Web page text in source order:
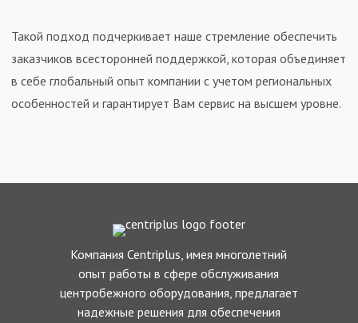
Такой подход подчеркивает наше стремление обеспечить
заказчиков всесторонней поддержкой, которая объединяет
в себе глобальный опыт компании с учетом региональных
особенностей и гарантирует Вам сервис на высшем уровне.
Компания Centriplus, имея многолетний
опыт работы в сфере обслуживания
центробежного оборудования, предлагает
надежные решения для обеспечения